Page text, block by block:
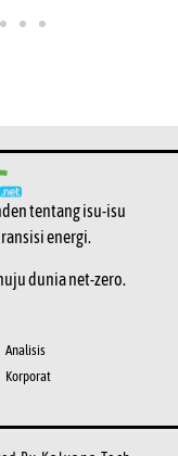
tentang isu-isu
energi.
dunia net-zero.
Analisis
Korporat